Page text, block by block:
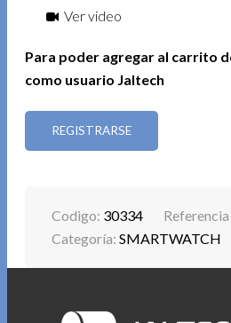
Ver video
Para poder agregar al carrito
como usuario Jaltech
REGISTRARSE
Codigo: 30334 Referencia
Categoría:SMARTWATCH